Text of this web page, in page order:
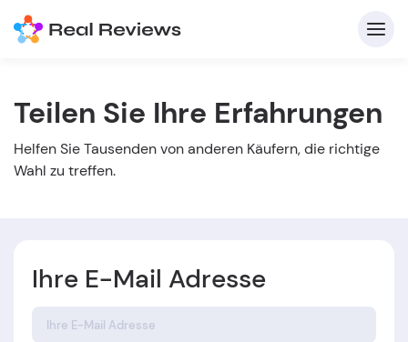
Teilen Sie Ihre Erfahrungen
Helfen Sie Tausenden von anderen Käufern, die richtige
Wahl zu treffen.
Ihre E-Mail Adresse